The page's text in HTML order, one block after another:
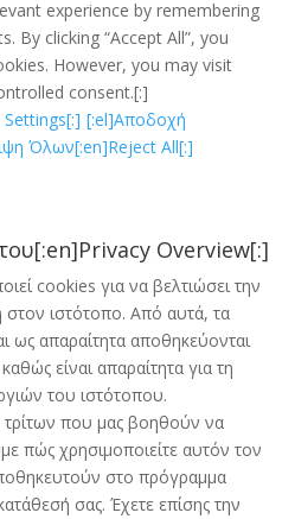
experience by remembering
By clicking “Accept All”, you
However, you may visit
consent.[:]
Settings[:] [:el]Αποδοχή
Όλων[:en]Reject All[:]
Overview[:]
cookies για να βελτιώσει την
στον ιστότοπο. Από αυτά, τα
ως απαραίτητα αποθηκεύονται
είναι απαραίτητα για τη
του ιστότοπου.
τρίτων που μας βοηθούν να
πώς χρησιμοποιείτε αυτόν τον
στο πρόγραμμα
σας. Έχετε επίσης την